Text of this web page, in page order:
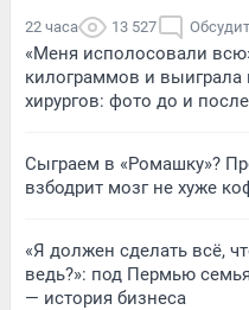
22 часа 13 527
«Меня исполосовали
килограммов и выиграла
хирургов: фото до и после
Сыграем в «Ромашку»?
взбодрит мозг не хуже
«Я должен сделать всё,
ведь?»: под Пермью
— история бизнеса